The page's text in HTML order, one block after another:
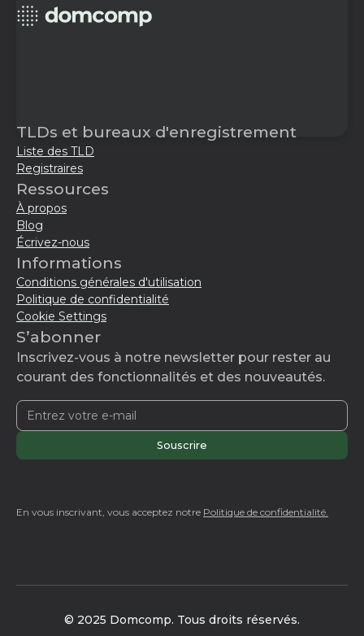
TLDs et bureaux d'enregistrement
Liste des TLD
Registraires
Ressources
À propos
Blog
Écrivez-nous
Informations
Conditions générales d'utilisation
Politique de confidentialité
Cookie Settings
S’abonner
Inscrivez-vous à notre newsletter pour rester au
courant des fonctionnalités et des nouveautés.
En vous inscrivant, vous acceptez notre Politique de confidentialité.
© 2025 Domcomp. Tous droits réservés.